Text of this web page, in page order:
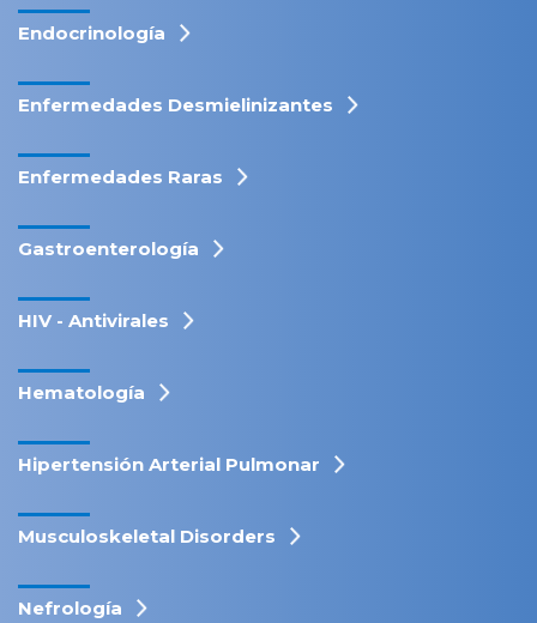
Endocrinología
Enfermedades Desmielinizantes
Enfermedades Raras
Gastroenterología
HIV - Antivirales
Hematología
Hipertensión Arterial Pulmonar
Musculoskeletal Disorders
Nefrología